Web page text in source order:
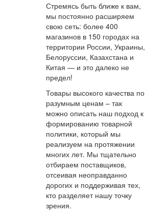
Стремясь быть ближе к вам,
мы постоянно расширяем
свою сеть: более 400
магазинов в 150 городах на
территории России, Украины,
Белоруссии, Казахстана и
Китая — и это далеко не
предел!
Товары высокого качества по
разумным ценам – так
можно описать наш подход к
формированию товарной
политики, который мы
реализуем на протяжении
многих лет. Мы тщательно
отбираем поставщиков,
отсеивая неоправданно
дорогих и поддерживая тех,
кто разделяет нашу точку
зрения.